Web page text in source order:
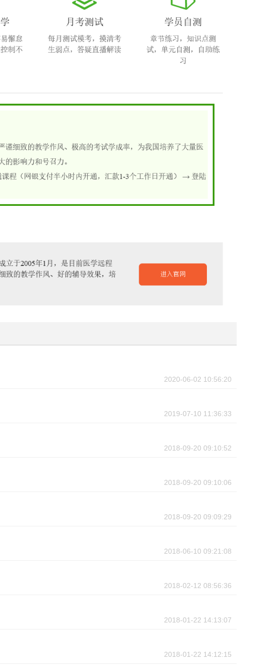
2020-06-02 10:56:20
2019-07-10 11:36:33
2018-09-20 09:10:52
2018-09-20 09:10:06
2018-09-20 09:09:29
2018-06-10 09:21:08
2018-02-12 08:56:36
2018-01-22 14:13:07
2018-01-22 14:12:15